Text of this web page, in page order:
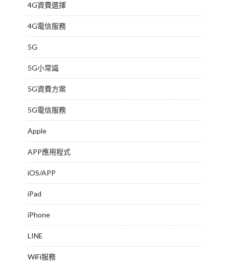
4G資費選擇
4G電信服務
5G
5G小常識
5G資費方案
5G電信服務
Apple
APP應用程式
iOS/APP
iPad
iPhone
LINE
WiFi服務